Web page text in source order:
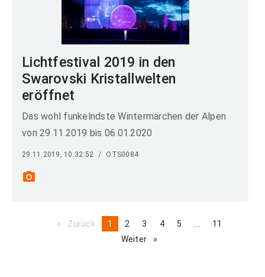
Lichtfestival 2019 in den
Swarovski Kristallwelten
eröffnet
Das wohl funkelndste Wintermärchen der Alpen
von 29.11.2019 bis 06.01.2020
29.11.2019, 10:32:52 / OTS0084
photo_camera
Zurück pageYou're
1 page
2 page
3 page
4 page
5 pagepage
11
Weiter
page